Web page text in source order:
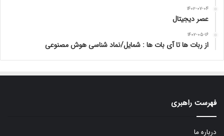
۱۴۰۲-۰۷-۰۴
عصر دیجیتال
۱۴۰۲-۰۵-۱۶
از ربات ها تا آی بات ها : شمایل/نماد شناسی هوش مصنوعی
فهرست راهبری
درباره ما